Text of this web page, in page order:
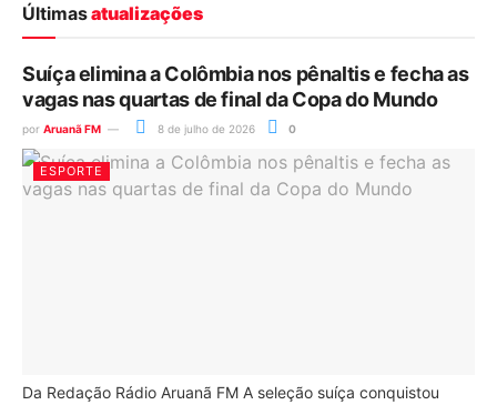
Últimasatualizações
Suíça elimina a Colômbia nos pênaltis e fecha as
vagas nas quartas de final da Copa do Mundo
por Aruanã FM 8 de julho de 2026 0
ESPORTE
Da Redação Rádio Aruanã FM A seleção suíça conquistou